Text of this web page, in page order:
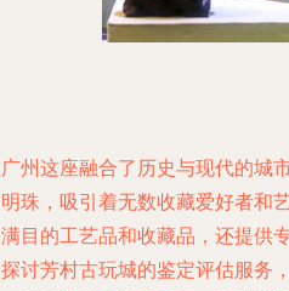
州这座融合了历史与现代的城
珠，吸引着无数收藏爱好者和
目的工艺品和收藏品，还提供
讨芳村古玩城的鉴定评估服务